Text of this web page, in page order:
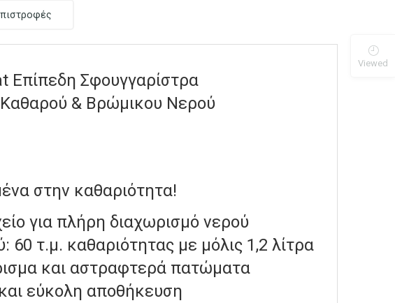
Επίπεδη Σφουγγαρίστρα
& Βρώμικου Νερού
στην καθαριότητα!
για πλήρη διαχωρισμό νερού
60 τ.μ. καθαριότητας με μόλις 1,2 λίτρα
και αστραφτερά πατώματα
εύκολη αποθήκευση
Viewed